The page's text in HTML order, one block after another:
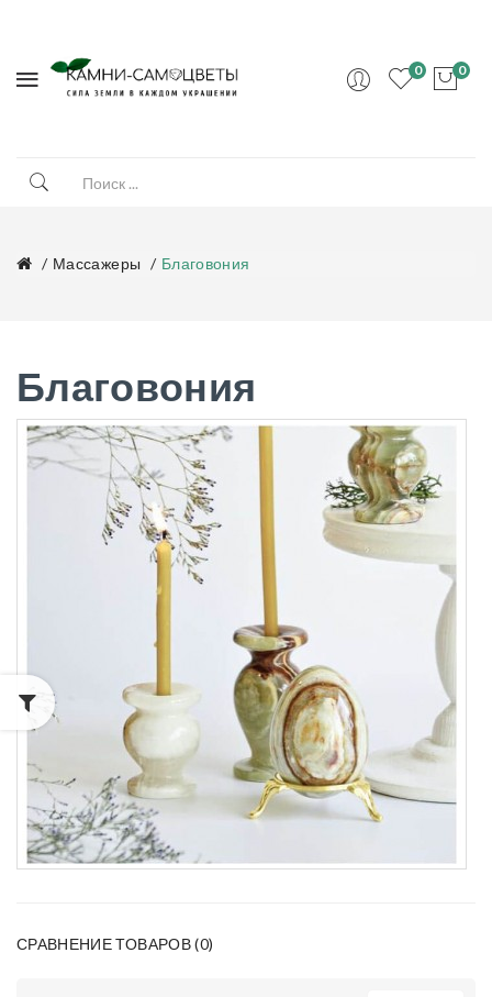
0 0
Массажеры Благовония
Благовония
СРАВНЕНИЕ ТОВАРОВ (0)